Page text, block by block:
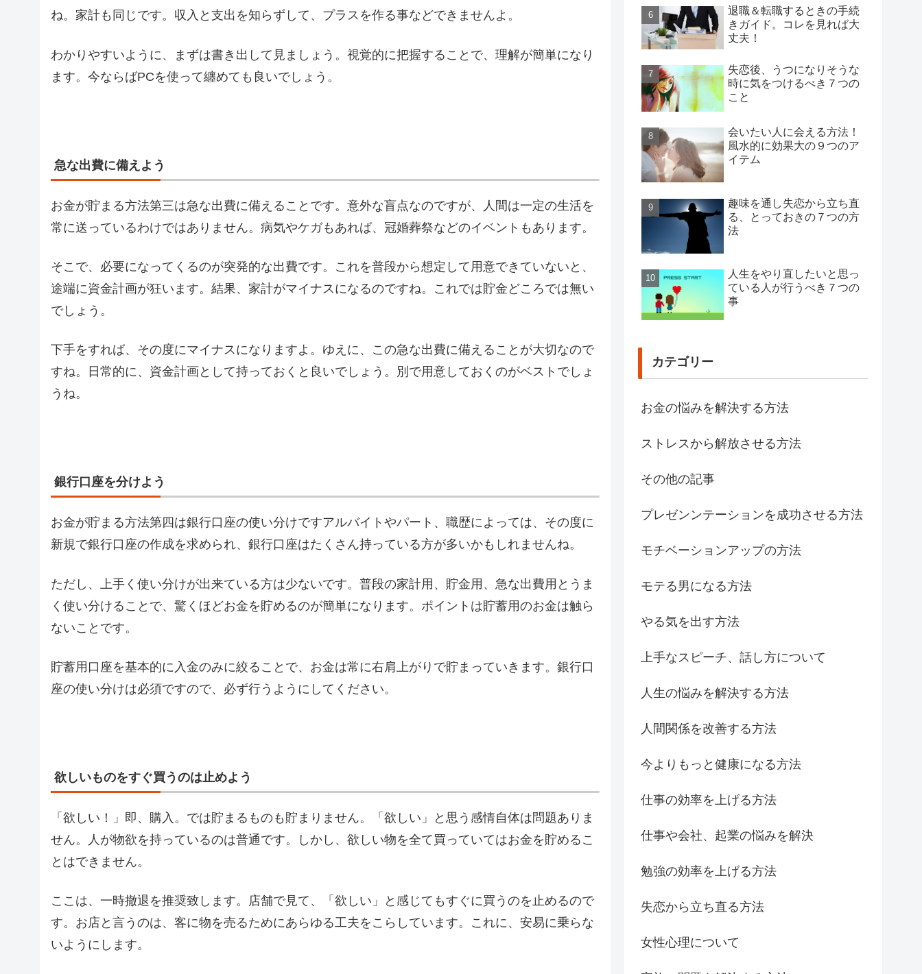
ね。家計も同じです。収入と支出を知らずして、プラスを作る事などできませんよ。
わかりやすいように、まずは書き出して見ましょう。視覚的に把握することで、理解が簡単になり
ます。今ならばPCを使って纏めても良いでしょう。
急な出費に備えよう
お金が貯まる方法第三は急な出費に備えることです。意外な盲点なのですが、人間は一定の生活を
常に送っているわけではありません。病気やケガもあれば、冠婚葬祭などのイベントもあります。
そこで、必要になってくるのが突発的な出費です。これを普段から想定して用意できていないと、
途端に資金計画が狂います。結果、家計がマイナスになるのですね。これでは貯金どころでは無い
でしょう。
下手をすれば、その度にマイナスになりますよ。ゆえに、この急な出費に備えることが大切なので
すね。日常的に、資金計画として持っておくと良いでしょう。別で用意しておくのがベストでしょ
うね。
銀行口座を分けよう
お金が貯まる方法第四は銀行口座の使い分けですアルバイトやパート、職歴によっては、その度に
新規で銀行口座の作成を求められ、銀行口座はたくさん持っている方が多いかもしれませんね。
ただし、上手く使い分けが出来ている方は少ないです。普段の家計用、貯金用、急な出費用とうま
く使い分けることで、驚くほどお金を貯めるのが簡単になります。ポイントは貯蓄用のお金は触ら
ないことです。
貯蓄用口座を基本的に入金のみに絞ることで、お金は常に右肩上がりで貯まっていきます。銀行口
座の使い分けは必須ですので、必ず行うようにしてください。
欲しいものをすぐ買うのは止めよう
「欲しい！」即、購入。では貯まるものも貯まりません。「欲しい」と思う感情自体は問題ありま
せん。人が物欲を持っているのは普通です。しかし、欲しい物を全て買っていてはお金を貯めるこ
とはできません。
ここは、一時撤退を推奨致します。店舗で見て、「欲しい」と感じてもすぐに買うのを止めるので
す。お店と言うのは、客に物を売るためにあらゆる工夫をこらしています。これに、安易に乗らな
いようにします。
退職＆転職するときの手続
きガイド。コレを見れば大
丈夫！
失恋後、うつになりそうな
時に気をつけるべき７つの
こと
会いたい人に会える方法！
風水的に効果大の９つのア
イテム
趣味を通し失恋から立ち直
る、とっておきの７つの方
法
人生をやり直したいと思っ
ている人が行うべき７つの
事
カテゴリー
お金の悩みを解決する方法
ストレスから解放させる方法
その他の記事
プレゼンンテーションを成功させる方法
モチベーションアップの方法
モテる男になる方法
やる気を出す方法
上手なスピーチ、話し方について
人生の悩みを解決する方法
人間関係を改善する方法
今よりもっと健康になる方法
仕事の効率を上げる方法
仕事や会社、起業の悩みを解決
勉強の効率を上げる方法
失恋から立ち直る方法
女性心理について